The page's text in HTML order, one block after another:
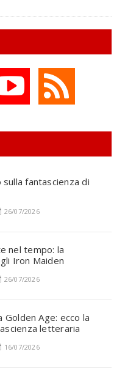
sulla fantascienza di
26/07/2026
nel tempo: la
Iron Maiden
26/07/2026
Golden Age: ecco la
letteraria
16/07/2026